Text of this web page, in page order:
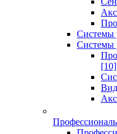
Системы
Системы
[10]